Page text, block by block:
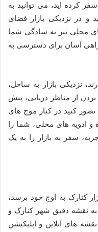
کرده اید، می توانید به
و در نزدیکی بازار فضای
محلی نیز به سادگی شما
راهی آسان برای دسترسی به
نزدیکی بازار به ساحل،
از مناظر دریایی، پیش
کنید در کنار موج های
و ادویه های محلی، شما را
سفر به بازار را به یک
کنارک به اوج خود برسد،
نقشه دقیق شهر کنارک و
های آنلاین و اپلیکیشن